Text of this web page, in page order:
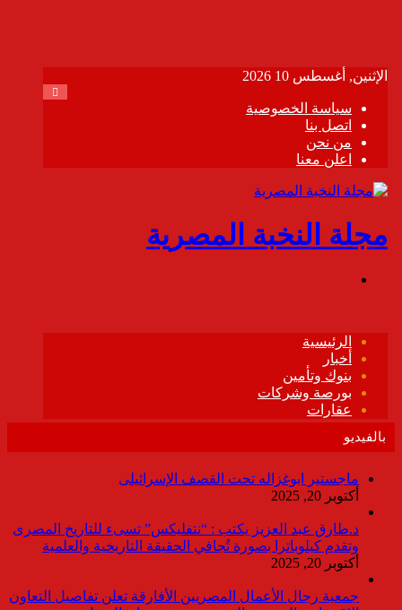
بالفيديو
ماجستير ابوغزاله تحت القصف الإسرائيلى
أكتوبر 20, 2025
د.طارق عبد العزيز يكتب : “نتفليكس” تسىء للتاريخ المصرى
وتقدم كيلوباترا بصورة تُجافي الحقيقة التاريخية والعلمية
أكتوبر 20, 2025
جمعية رجال الأعمال المصريين الأفارقة تعلن تفاصيل التعاون